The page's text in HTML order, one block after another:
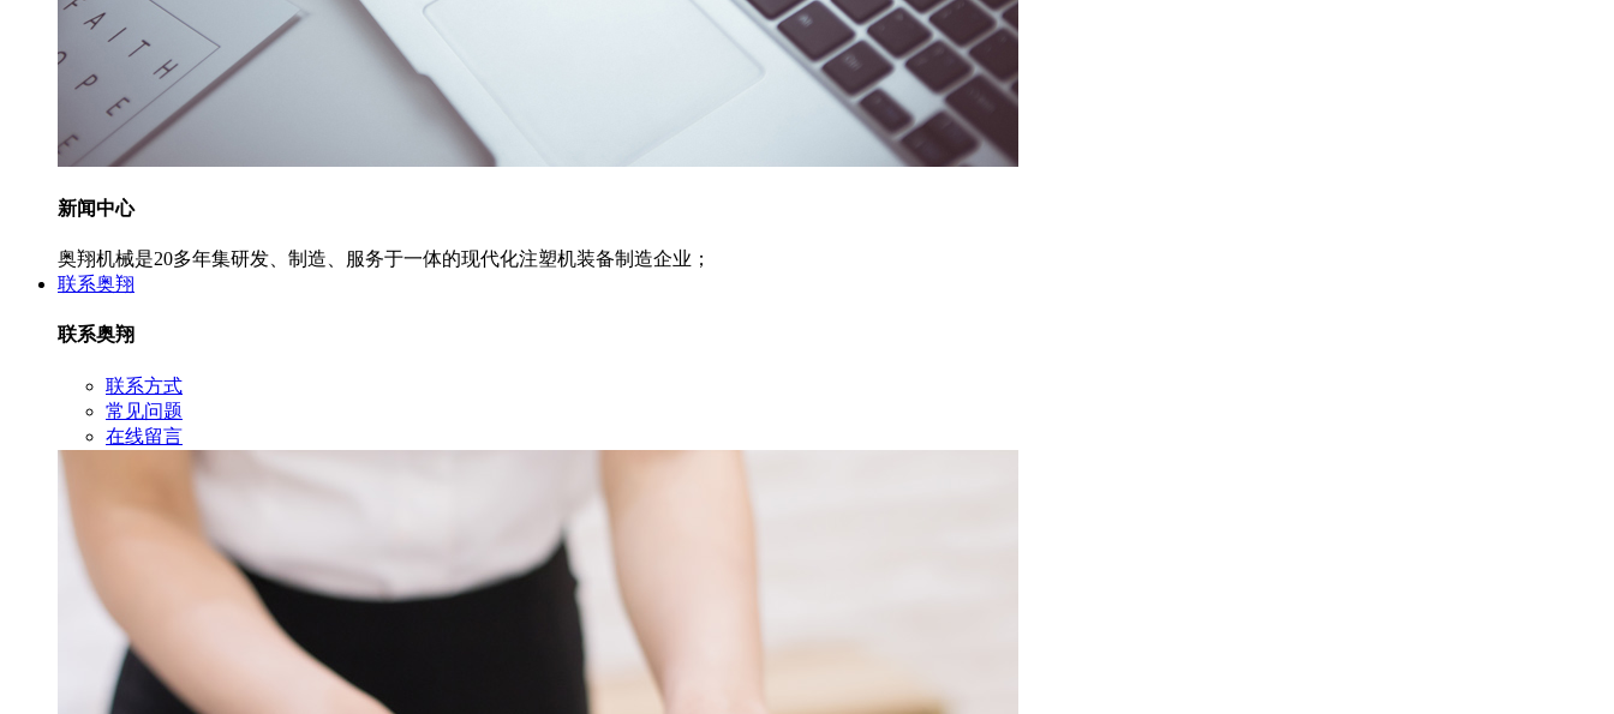
新闻中心
奥翔机械是20多年集研发、制造、服务于一体的现代化注塑机装备制造企业；
联系奥翔
联系奥翔
联系方式
常见问题
在线留言